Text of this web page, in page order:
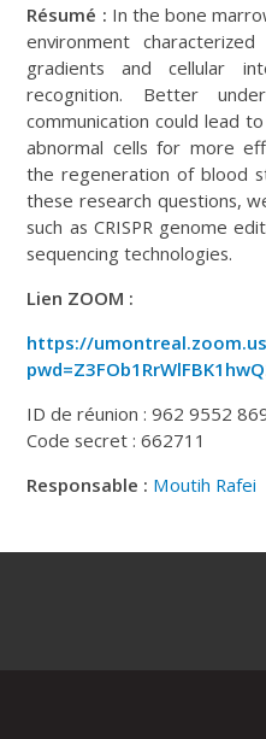
Résumé : In the bone
environment
gradients and cellular
recognition. Better
communication could lead
abnormal cells for more
the regeneration of blood
these research questions,
such as CRISPR genome
sequencing technologies.
Lien ZOOM :
https://
ID de réunion : 962 9552
Code secret : 662711
Responsable : Moutih Rafei